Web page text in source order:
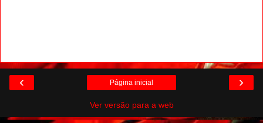
‹ ›
Página inicial
Ver versão para a web